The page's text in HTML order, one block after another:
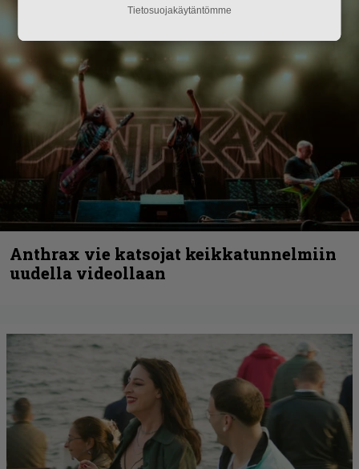
Anthrax vie katsojat keikkatunnelmiin
uudella videollaan
Tietosuojakäytäntömme